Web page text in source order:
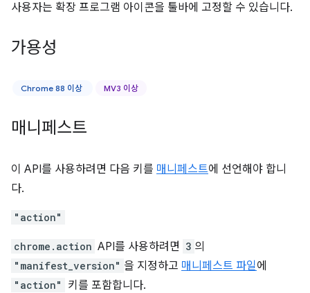
사용자는 확장 프로그램 아이콘을 툴바에 고정할 수 있습니다.
가용성
Chrome 88 이상 MV3 이상
매니페스트
이 API를 사용하려면 다음 키를 매니페스트에 선언해야 합니
다.
"action"
chrome.action API를 사용하려면 3 의
"manifest_version" 을 지정하고 매니페스트 파일에
"action" 키를 포함합니다.